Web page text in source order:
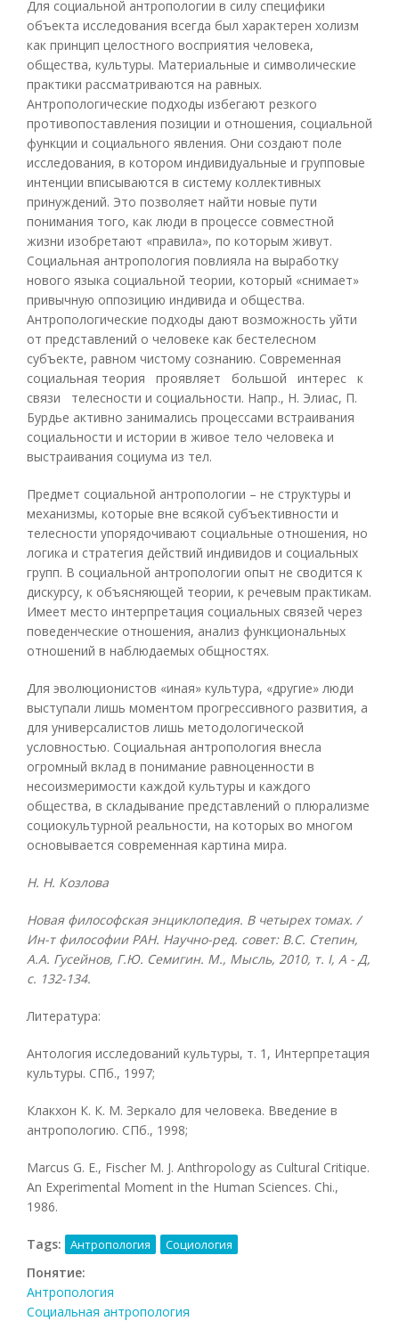
Для социальной антропологии в силу специфики
объекта исследования всегда был характерен холизм
как принцип целостного восприятия человека,
общества, культуры. Материальные и символические
практики рассматриваются на равных.
Антропологические подходы избегают резкого
противопоставления позиции и отношения, социальной
функции и социального явления. Они создают поле
исследования, в котором индивидуальные и групповые
интенции вписываются в систему коллективных
принуждений. Это позволяет найти новые пути
понимания того, как люди в процессе совместной
жизни изобретают «правила», по которым живут.
Социальная антропология повлияла на выработку
нового языка социальной теории, который «снимает»
привычную оппозицию индивида и общества.
Антропологические подходы дают возможность уйти
от представлений о человеке как бестелесном
субъекте, равном чистому сознанию. Современная
социальная теория проявляет большой интерес к
связи телесности и социальности. Напр., Н. Элиас, П.
Бурдье активно занимались процессами встраивания
социальности и истории в живое тело человека и
выстраивания социума из тел.
Предмет социальной антропологии – не структуры и
механизмы, которые вне всякой субъективности и
телесности упорядочивают социальные отношения, но
логика и стратегия действий индивидов и социальных
групп. В социальной антропологии опыт не сводится к
дискурсу, к объясняющей теории, к речевым практикам.
Имеет место интерпретация социальных связей через
поведенческие отношения, анализ функциональных
отношений в наблюдаемых общностях.
Для эволюционистов «иная» культура, «другие» люди
выступали лишь моментом прогрессивного развития, а
для универсалистов лишь методологической
условностью. Социальная антропология внесла
огромный вклад в понимание равноценности в
несоизмеримости каждой культуры и каждого
общества, в складывание представлений о плюрализме
социокультурной реальности, на которых во многом
основывается современная картина мира.
H. H. Козлова
Новая философская энциклопедия. В четырех томах. /
Ин-т философии РАН. Научно-ред. совет: В.С. Степин,
А.А. Гусейнов, Г.Ю. Семигин. М., Мысль, 2010, т. I, А - Д,
с. 132-134.
Литература:
Антология исследований культуры, т. 1, Интерпретация
культуры. СПб., 1997;
Клакхон К. К. М. Зеркало для человека. Введение в
антропологию. СПб., 1998;
Marcus G. Е., Fischer М. J. Anthropology as Cultural Critique.
An Experimental Moment in the Human Sciences. Chi.,
1986.
Tags: Антропология Социология
Понятие:
Антропология
Социальная антропология